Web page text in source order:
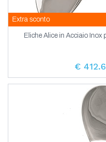
Extra sconto
Eliche Alice in Acciaio
€